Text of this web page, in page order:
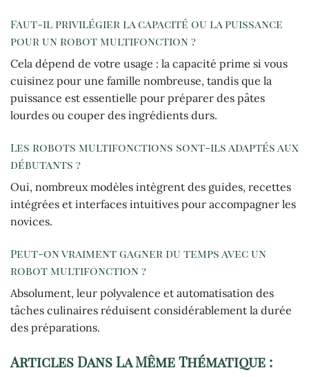
Faut-il privilégier la capacité ou la puissance
pour un robot multifonction ?
Cela dépend de votre usage : la capacité prime si vous
cuisinez pour une famille nombreuse, tandis que la
puissance est essentielle pour préparer des pâtes
lourdes ou couper des ingrédients durs.
Les robots multifonctions sont-ils adaptés aux
débutants ?
Oui, nombreux modèles intègrent des guides, recettes
intégrées et interfaces intuitives pour accompagner les
novices.
Peut-on vraiment gagner du temps avec un
robot multifonction ?
Absolument, leur polyvalence et automatisation des
tâches culinaires réduisent considérablement la durée
des préparations.
Articles Dans La Même Thématique :